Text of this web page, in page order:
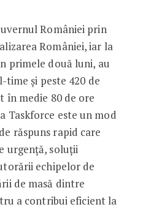
României prin
României, iar la
primele două luni, au
și peste 420 de
în medie 80 de ore
Taskforce este un mod
răspuns rapid care
urgență, soluții
echipelor de
de masă dintre
a contribui eficient la